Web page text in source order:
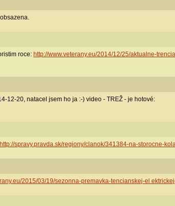
roce: http://www.veterany.eu/2014/12/25/aktualne-
12-20, natacel jsem ho ja :-) video - TREŽ - je hotové:
http://spravy.pravda.sk/regiony/clanok/341384-na-storocne-
2015/03/19/sezonna-premavka-tencianskej-el